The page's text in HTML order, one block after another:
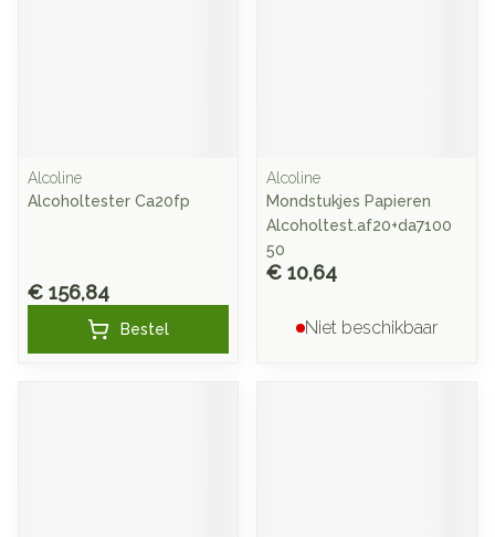
Alcoline
Alcoholtester Ca20fp
€ 156,84
Bestel
Alcoline
Mondstukjes Papieren
Alcoholtest.af20+da7100
50
€ 10,64
Niet beschikbaar